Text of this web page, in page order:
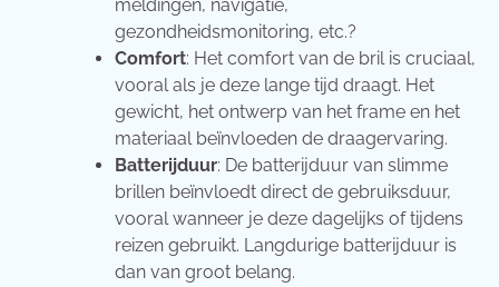
meldingen, navigatie,
gezondheidsmonitoring, etc.?
Comfort: Het comfort van de bril is cruciaal,
vooral als je deze lange tijd draagt. Het
gewicht, het ontwerp van het frame en het
materiaal beïnvloeden de draagervaring.
Batterijduur: De batterijduur van slimme
brillen beïnvloedt direct de gebruiksduur,
vooral wanneer je deze dagelijks of tijdens
reizen gebruikt. Langdurige batterijduur is
dan van groot belang.